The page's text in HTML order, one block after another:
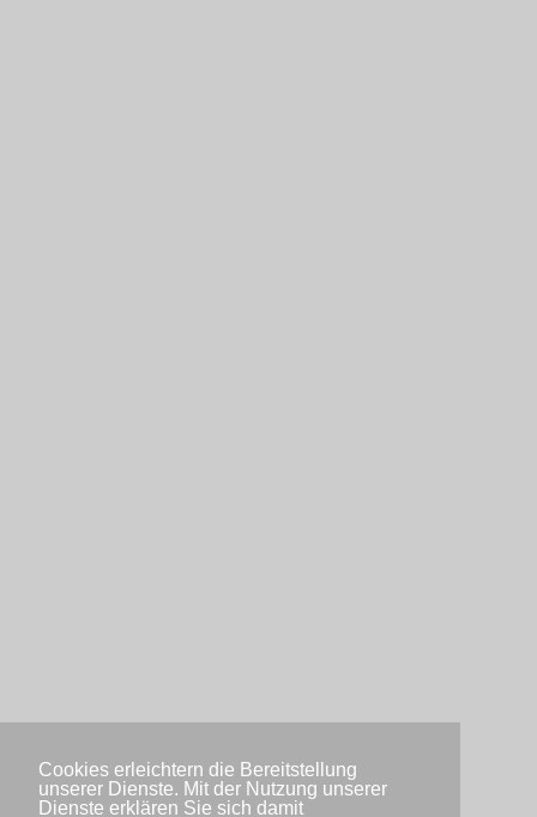
Cookies erleichtern die Bereitstellung
unserer Dienste. Mit der Nutzung unserer
Dienste erklären Sie sich damit